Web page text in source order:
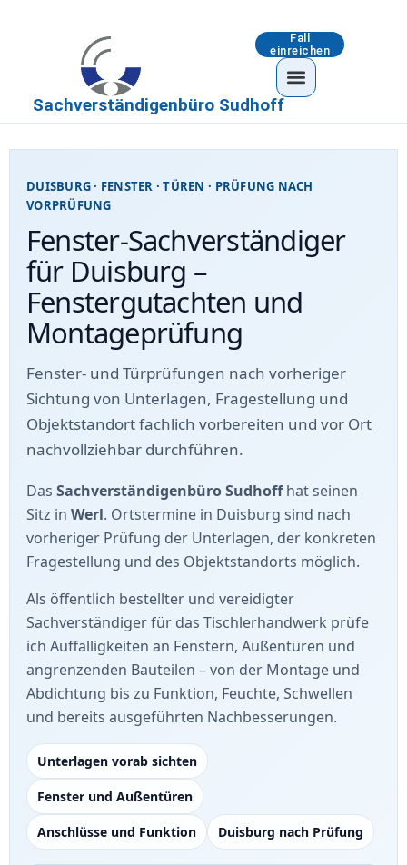
Sachverständigenbüro Sudhoff
Fall
einreichen
DUISBURG · FENSTER · TÜREN · PRÜFUNG NACH
VORPRÜFUNG
Fenster-Sachverständiger
für Duisburg –
Fenstergutachten und
Montageprüfung
Fenster- und Türprüfungen nach vorheriger
Sichtung von Unterlagen, Fragestellung und
Objektstandort fachlich vorbereiten und vor Ort
nachvollziehbar durchführen.
Das Sachverständigenbüro Sudhoffhat seinen
Sitz in Werl. Ortstermine in Duisburg sind nach
vorheriger Prüfung der Unterlagen, der konkreten
Fragestellung und des Objektstandorts möglich.
Als öffentlich bestellter und vereidigter
Sachverständiger für das Tischlerhandwerk prüfe
ich Auffälligkeiten an Fenstern, Außentüren und
angrenzenden Bauteilen – von der Montage und
Abdichtung bis zu Funktion, Feuchte, Schwellen
und bereits ausgeführten Nachbesserungen.
Unterlagen vorab sichten
Fenster und Außentüren
Anschlüsse und Funktion Duisburg nach Prüfung